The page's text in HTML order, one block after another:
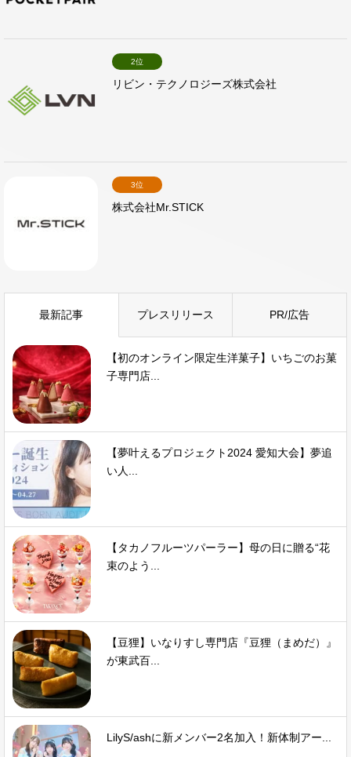
2位
リビン・テクノロジーズ株式会社
3位
株式会社Mr.STICK
最新記事 プレスリリース PR/広告
【初のオンライン限定生洋菓子】いちごのお菓
子専門店...
【夢叶えるプロジェクト2024 愛知大会】夢追
い人...
【タカノフルーツパーラー】母の日に贈る“花
束のよう...
【豆狸】いなりすし専門店『豆狸（まめだ）』
が東武百...
LilyS/ashに新メンバー2名加入！新体制アー...